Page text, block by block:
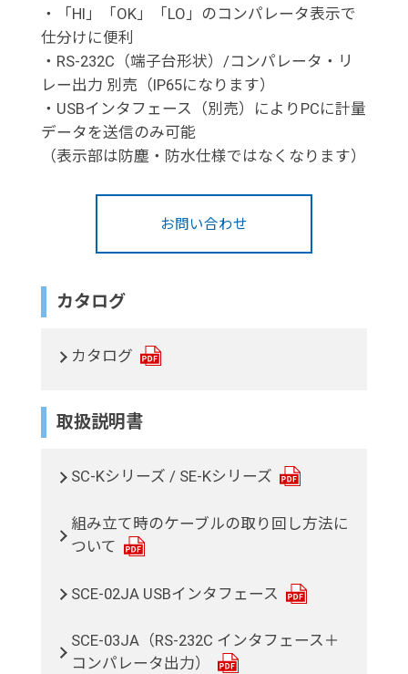
・「HI」「OK」「LO」のコンパレータ表示で
仕分けに便利
・RS-232C（端子台形状）/コンパレータ・リ
レー出力 別売（IP65になります）
・USBインタフェース（別売）によりPCに計量
データを送信のみ可能
（表示部は防塵・防水仕様ではなくなります）
お問い合わせ
カタログ
カタログ
取扱説明書
SC-Kシリーズ / SE-Kシリーズ
組み立て時のケーブルの取り回し方法に
ついて
SCE-02JA USBインタフェース
SCE-03JA（RS-232C インタフェース＋
コンパレータ出力）